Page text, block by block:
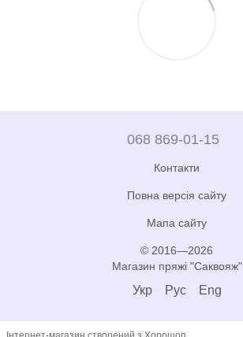
068 869-01-15
Контакти
Повна версія сайту
Мапа сайту
© 2016—2026
Магазин пряжі "Саквояж"
Укр Рус Eng